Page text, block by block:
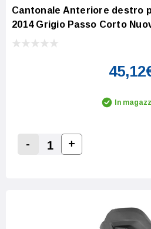
Cantonale Anteriore destro
2014 Grigio Passo Corto
In
Decrease Quantity:
-
Increase Quantity:
+